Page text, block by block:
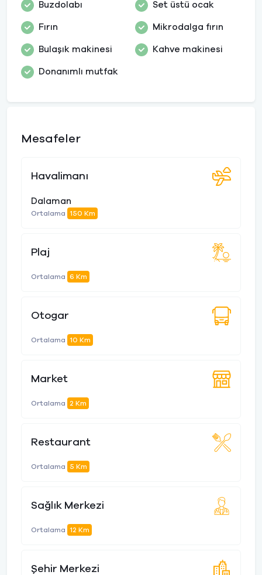
Buzdolabı Set üstü ocak
Fırın Mikrodalga fırın
Bulaşık makinesi Kahve makinesi
Donanımlı mutfak
Mesafeler
Havalimanı
Dalaman
Ortalama 150 Km
Plaj
Ortalama 6 Km
Otogar
Ortalama 10 Km
Market
Ortalama 2 Km
Restaurant
Ortalama 5 Km
Sağlık Merkezi
Ortalama 12 Km
Şehir Merkezi